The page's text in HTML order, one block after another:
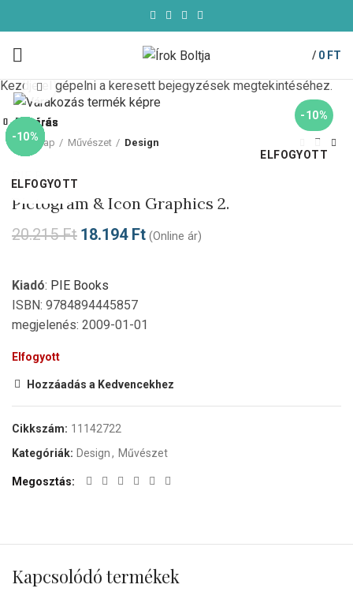
/ 0 FT
-10%
ELFOGYOTT
Click to enlarge
Kezdőlap Művészet Design
PIE Books
Pictogram & Icon Graphics 2.
20.215Ft 18.194 Ft (Online ár)
Kiadó: PIE Books
ISBN: 9784894445857
megjelenés: 2009-01-01
Elfogyott
Hozzáadás a Kedvencekhez
Cikkszám: 11142722
Kategóriák: Design, Művészet
Megosztás
Kapcsolódó termékek
-10%
Bezárás
-69%
Bezárás
-10%
Bezárás
-10%
Bezárás
-10%
Bezárás
-10%
ELFOGYOTT
Bezárás
-10%
ELFOGYOTT
Bezárás
-10%
Bezárás
Kezdje el gépelni a keresett bejegyzések megtekintéséhez.